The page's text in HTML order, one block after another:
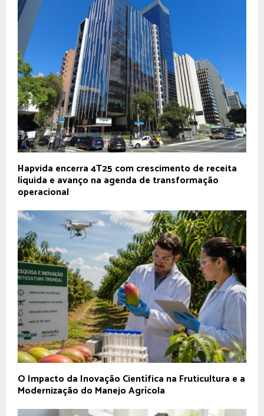
Hapvida encerra 4T25 com crescimento de receita
líquida e avanço na agenda de transformação
operacional
O Impacto da Inovação Científica na Fruticultura e a
Modernização do Manejo Agrícola